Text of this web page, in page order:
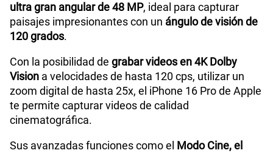
ultra gran angular de 48 MP, ideal para capturar
paisajes impresionantes con un ángulo de visión de
120 grados.
Con la posibilidad de grabar videos en 4K Dolby
Vision a velocidades de hasta 120 cps, utilizar un
zoom digital de hasta 25x, el iPhone 16 Pro de Apple
te permite capturar videos de calidad
cinematográfica.
Sus avanzadas funciones como el Modo Cine, el